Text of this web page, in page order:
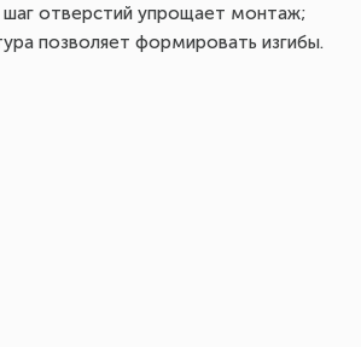
шаг отверстий упрощает монтаж;
позволяет формировать изгибы.